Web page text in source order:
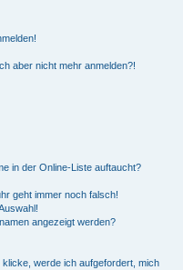
aber nicht mehr anmelden?!
in der Online-Liste auftaucht?
geht immer noch falsch!
angezeigt werden?
werde ich aufgefordert, mich